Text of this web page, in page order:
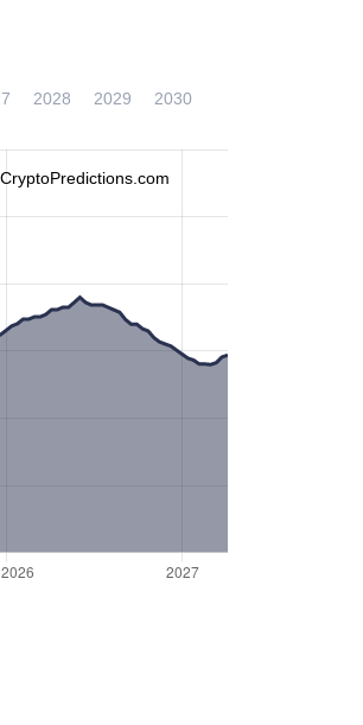
2028 2029 2030
CryptoPredictions.com